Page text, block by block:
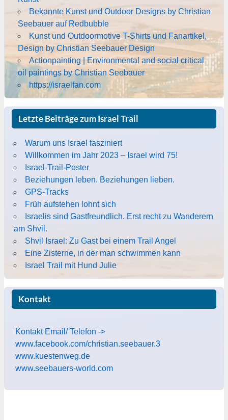
Bekannte Kunst und Outdoor Designs by Christian
Seebauer auf Redbubble
Kunst und Outdoormotive T-Shirts und Fanartikel,
Design by Christian Seebauer Design
Actionpainting | Environmental and social critical
oil paintings by Christian Seebauer
https://israelfan.com
Letzte Beiträge zum Israel Trail
Warum uns Israel fasziniert
Willkommen im Jahr 2023 – Israel wird 75!
Israel-Trail-Poster
Beziehungen leben. Beziehungen lieben.
GPS-Tracks
Früh aufstehen lohnt sich
Israelis sind Gastfreundlich. Erst recht zu Wanderern
am Shvil.
Shvil Israel: Zu Gast bei einem Trail Angel
Eine Zisterne, in der man schwimmen kann
Israel Trail mit Hund Julie
Kontakt
Kontakt Email/ Telefon ->
www.facebook.com/christian.seebauer.3
www.kuestenweg.de
www.seebauers-world.com